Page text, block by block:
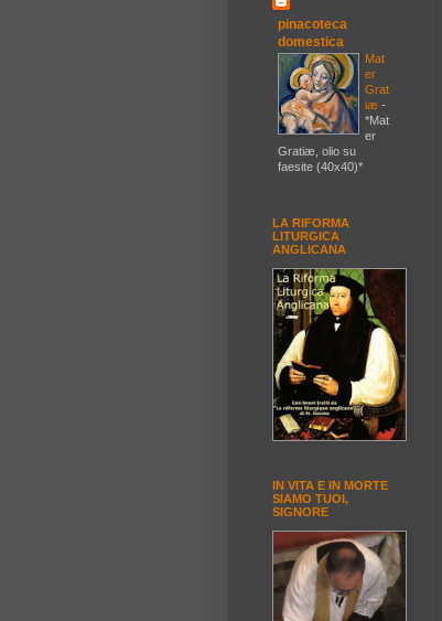
pinacoteca
domestica
Mat
er
Grat
iæ -
*Mat
er
Gratiæ, olio su
faesite (40x40)*
LA RIFORMA
LITURGICA
ANGLICANA
IN VITA E IN MORTE
SIAMO TUOI,
SIGNORE